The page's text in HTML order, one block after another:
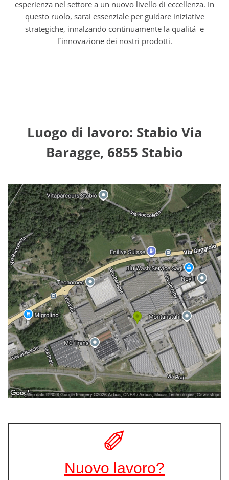
esperienza nel settore a un nuovo livello di eccellenza. In
questo ruolo, sarai essenziale per guidare iniziative
strategiche, innalzando continuamente la qualitá e
l`innovazione dei nostri prodotti.
Luogo di lavoro: Stabio Via
Baragge, 6855 Stabio